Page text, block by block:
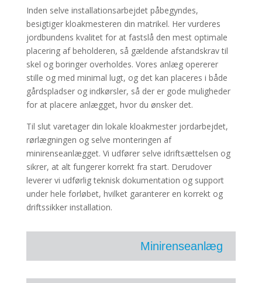
Inden selve installationsarbejdet påbegyndes,
besigtiger kloakmesteren din matrikel. Her vurderes
jordbundens kvalitet for at fastslå den mest optimale
placering af beholderen, så gældende afstandskrav til
skel og boringer overholdes. Vores anlæg opererer
stille og med minimal lugt, og det kan placeres i både
gårdspladser og indkørsler, så der er gode muligheder
for at placere anlægget, hvor du ønsker det.
Til slut varetager din lokale kloakmester jordarbejdet,
rørlægningen og selve monteringen af
minirenseanlægget. Vi udfører selve idriftsættelsen og
sikrer, at alt fungerer korrekt fra start. Derudover
leverer vi udførlig teknisk dokumentation og support
under hele forløbet, hvilket garanterer en korrekt og
driftssikker installation.
Minirenseanlæg